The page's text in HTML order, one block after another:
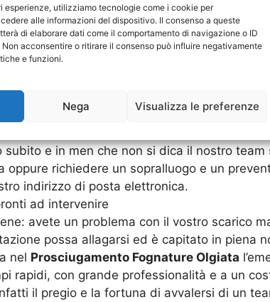
esperienze, utilizziamo tecnologie come i cookie per
alle informazioni del dispositivo. Il consenso a queste
di elaborare dati come il comportamento di navigazione o ID
acconsentire o ritirare il consenso può influire negativamente
e funzioni.
Nega Visualizza le preferenze
molto richiesta e la riprova è che ogni
già avuto a che fare con noi. In quanto
Fognature Olgiatacome la nostra
questo perché affidandovi ad aziende
altri nuovi che possono danneggiare
le cose. La nostra ditta specializzata nel
proprietà o la vostra attività. Tutto quello
sul nostro sito internet nell’area
e in men che non si dica il nostro
richiedere un sopralluogo e un
indirizzo di posta elettronica.
ad intervenire
avete un problema con il vostro scarico
possa allagarsi ed è capitato in piena
nel Prosciugamento Fognature Olgiata
rapidi, con grande professionalità e a un
il pregio e la fortuna di avvalersi di un